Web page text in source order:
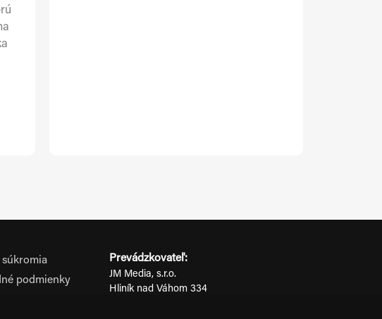
súkromia
podmienky
Prevádzkovateľ:
JM Media, s.r.o.
Hliník nad Váhom 334